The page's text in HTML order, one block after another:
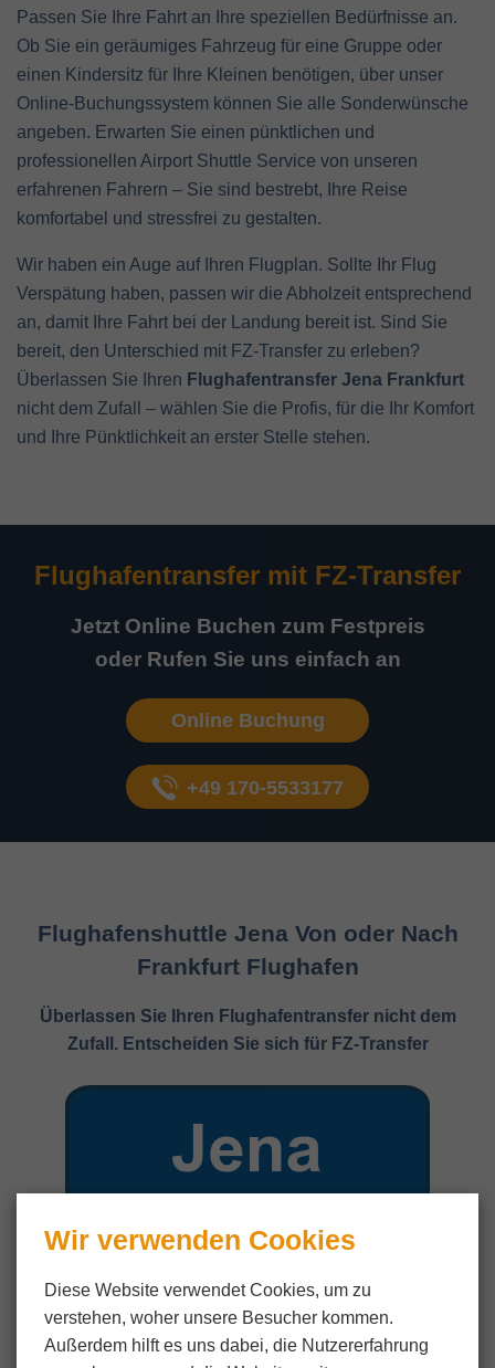
Passen Sie Ihre Fahrt an Ihre speziellen Bedürfnisse an.
Ob Sie ein geräumiges Fahrzeug für eine Gruppe oder
einen Kindersitz für Ihre Kleinen benötigen, über unser
Online-Buchungssystem können Sie alle Sonderwünsche
angeben. Erwarten Sie einen pünktlichen und
professionellen Airport Shuttle Service von unseren
erfahrenen Fahrern – Sie sind bestrebt, Ihre Reise
komfortabel und stressfrei zu gestalten.
Wir haben ein Auge auf Ihren Flugplan. Sollte Ihr Flug
Verspätung haben, passen wir die Abholzeit entsprechend
an, damit Ihre Fahrt bei der Landung bereit ist. Sind Sie
bereit, den Unterschied mit FZ-Transfer zu erleben?
Überlassen Sie Ihren Flughafentransfer Jena Frankfurt
nicht dem Zufall – wählen Sie die Profis, für die Ihr Komfort
und Ihre Pünktlichkeit an erster Stelle stehen.
Flughafentransfer mit FZ-Transfer
Jetzt Online Buchen zum Festpreis
oder Rufen Sie uns einfach an
Online Buchung
+49 170-5533177
Flughafenshuttle Jena Von oder Nach
Frankfurt Flughafen
Überlassen Sie Ihren Flughafentransfer nicht dem
Zufall. Entscheiden Sie sich für FZ-Transfer
Wir verwenden Cookies
Diese Website verwendet Cookies, um zu
verstehen, woher unsere Besucher kommen.
Außerdem hilft es uns dabei, die Nutzer­erfahrung